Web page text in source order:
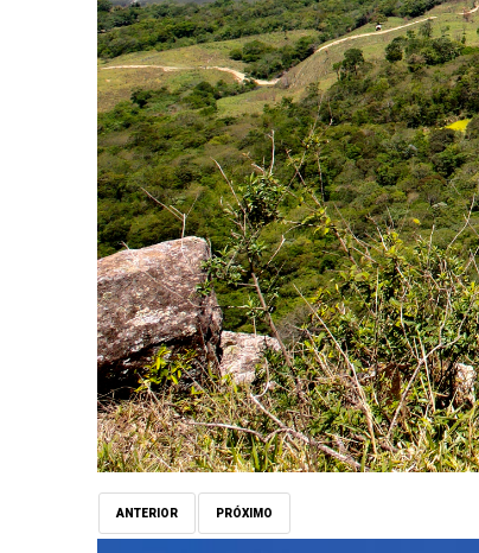
ANTERIOR PRÓXIMO